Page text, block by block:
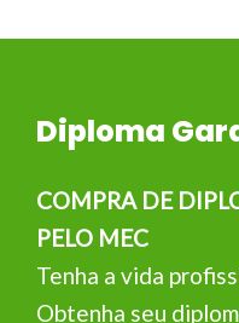
Diploma
COMPRA DE
PELO MEC
Tenha a vida
Obtenha seu